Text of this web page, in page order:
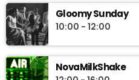
Gloomy Sunday
10:00 - 12:00
NovaMilkShake